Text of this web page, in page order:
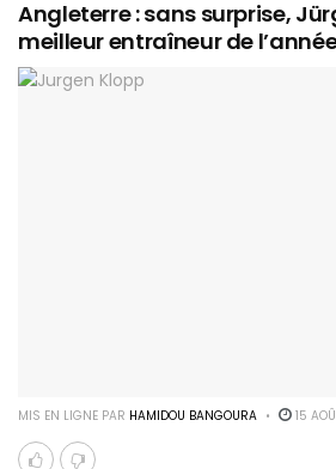
Angleterre : sans surprise,
meilleur entraîneur de
MIS EN LIGNE PAR HAMIDOU BANGOURA 15